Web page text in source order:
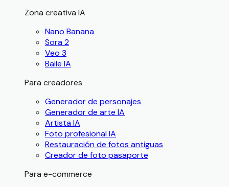
Zona creativa IA
Nano Banana
Sora 2
Veo 3
Baile IA
Para creadores
Generador de personajes
Generador de arte IA
Artista IA
Foto profesional IA
Restauración de fotos antiguas
Creador de foto pasaporte
Para e-commerce